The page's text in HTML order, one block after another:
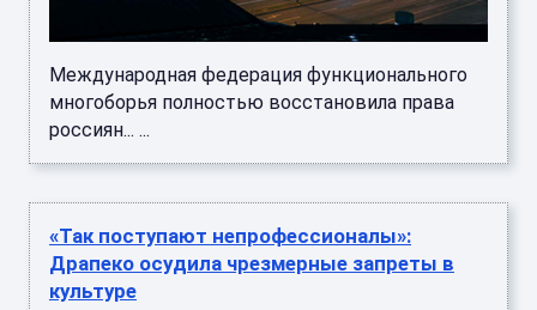
Международная федерация функционального
многоборья полностью восстановила права
россиян... ...
«Так поступают непрофессионалы»:
Драпеко осудила чрезмерные запреты в
культуре